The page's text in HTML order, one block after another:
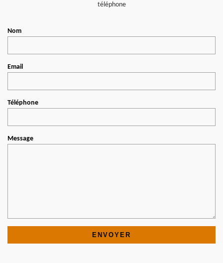
téléphone
Nom
Email
Téléphone
Message